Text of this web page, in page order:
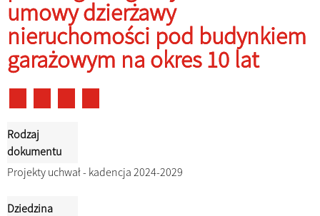
umowy dzierżawy
nieruchomości pod budynkiem
garażowym na okres 10 lat
Rodzaj
dokumentu
Projekty uchwał - kadencja 2024-2029
Dziedzina